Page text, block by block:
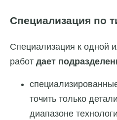
Специализация по
Специализация к одной
работ дает
точить только
диапазоне